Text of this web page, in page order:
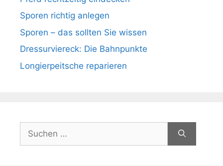
Sporen richtig anlegen
Sporen – das sollten Sie wissen
Dressurviereck: Die Bahnpunkte
Longierpeitsche reparieren
nach: